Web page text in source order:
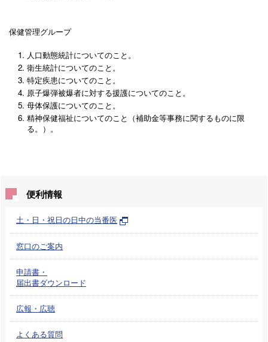
保健管理グループ
人口動態統計についてのこと。
衛生統計についてのこと。
特定疾患についてのこと。
原子爆弾被爆者に対する援護についてのこと。
母体保護についてのこと。
精神保健福祉についてのこと（補助金等事務に関するものに限
る。）。
便利情報
土・日・祝日の日中の当番医
窓口のご案内
申請書・
届出書ダウンロード
広報・広聴
よくある質問